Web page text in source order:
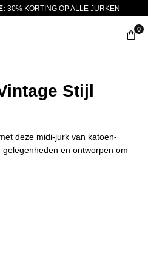
30% KORTING OP ALLE JURKEN
0
Stijl
deze midi-jurk van katoen-
en ontworpen om